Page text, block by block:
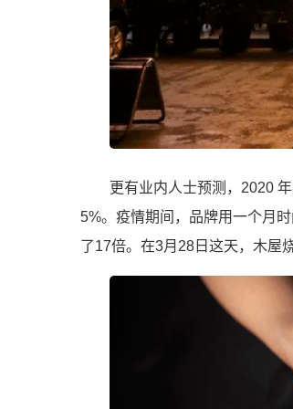
更有业内人士预测，2020
5%。疫情期间，品牌用一个月
了17倍。在3月28日这天，木屋